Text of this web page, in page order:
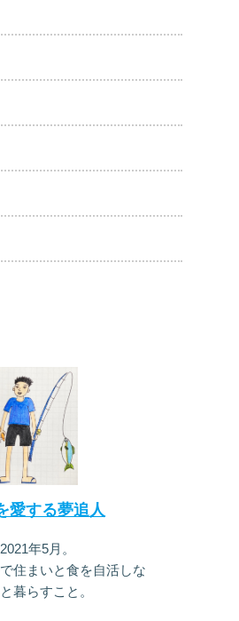
愛する夢追人
年5月。
住まいと食を自活しな
暮らすこと。